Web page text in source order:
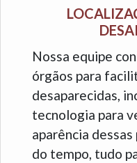
Nossa equipe
órgãos para
desaparecidas,
tecnologia para
aparência dessas
do tempo, tudo